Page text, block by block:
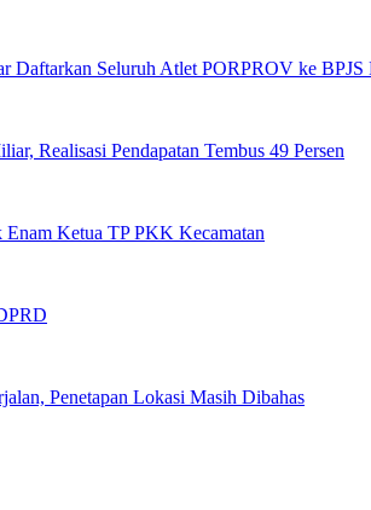
Daftarkan Seluruh Atlet PORPROV ke BPJS
Realisasi Pendapatan Tembus 49 Persen
Ketua TP PKK Kecamatan
Penetapan Lokasi Masih Dibahas